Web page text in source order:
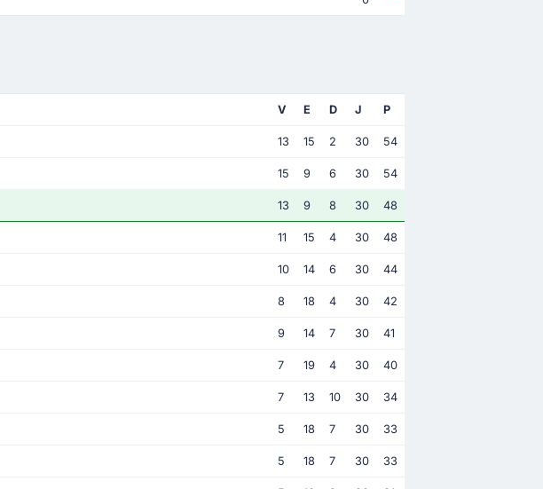
V E D J P
13 15 2 30 54
15 9 6 30 54
13 9 8 30 48
11 15 4 30 48
10 14 6 30 44
8 18 4 30 42
9 14 7 30 41
7 19 4 30 40
7 13 10 30 34
5 18 7 30 33
5 18 7 30 33